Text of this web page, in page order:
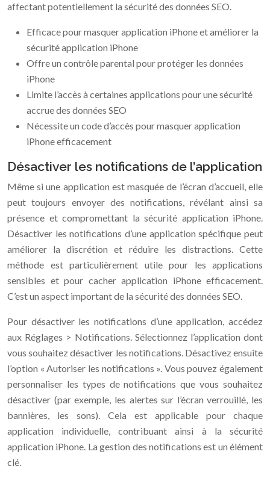
affectant potentiellement la sécurité des données SEO.
Efficace pour masquer application iPhone et améliorer la
sécurité application iPhone
Offre un contrôle parental pour protéger les données
iPhone
Limite l’accès à certaines applications pour une sécurité
accrue des données SEO
Nécessite un code d’accès pour masquer application
iPhone efficacement
Désactiver les notifications de l’application
Même si une application est masquée de l’écran d’accueil, elle
peut toujours envoyer des notifications, révélant ainsi sa
présence et compromettant la sécurité application iPhone.
Désactiver les notifications d’une application spécifique peut
améliorer la discrétion et réduire les distractions. Cette
méthode est particulièrement utile pour les applications
sensibles et pour cacher application iPhone efficacement.
C’est un aspect important de la sécurité des données SEO.
Pour désactiver les notifications d’une application, accédez
aux Réglages > Notifications. Sélectionnez l’application dont
vous souhaitez désactiver les notifications. Désactivez ensuite
l’option « Autoriser les notifications ». Vous pouvez également
personnaliser les types de notifications que vous souhaitez
désactiver (par exemple, les alertes sur l’écran verrouillé, les
bannières, les sons). Cela est applicable pour chaque
application individuelle, contribuant ainsi à la sécurité
application iPhone. La gestion des notifications est un élément
clé.